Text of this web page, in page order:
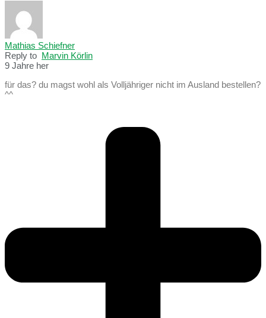
Mathias Schiefner
Reply to Marvin Körlin
9 Jahre her
für das? du magst wohl als Volljähriger nicht im Ausland bestellen?
^^